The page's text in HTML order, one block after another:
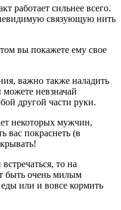
работает сильнее всего.
связующую нить
вы покажете ему свое
важно также наладить
невзначай
другой части руки.
некоторых мужчин,
вас покраснеть (в
то на
быть очень милым
или и вовсе кормить